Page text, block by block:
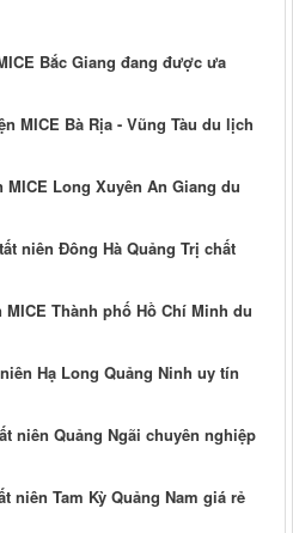
Bắc Giang đang được ưa
MICE Bà Rịa - Vũng Tàu du lịch
Long Xuyên An Giang du
niên Đông Hà Quảng Trị chất
Thành phố Hồ Chí Minh du
Hạ Long Quảng Ninh uy tín
niên Quảng Ngãi chuyên nghiệp
niên Tam Kỳ Quảng Nam giá rẻ